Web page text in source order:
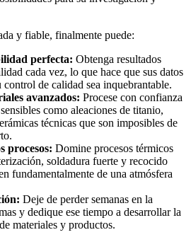
y fiable, finalmente puede:
perfecta: Obtenga resultados
cada vez, lo que hace que sus datos
control de calidad sea inquebrantable.
avanzados: Procese con confianza
como aleaciones de titanio,
técnicas que son imposibles de
procesos: Domine procesos térmicos
soldadura fuerte y recocido
fundamentalmente de una atmósfera
Deje de perder semanas en la
y dedique ese tiempo a desarrollar la
materiales y productos.